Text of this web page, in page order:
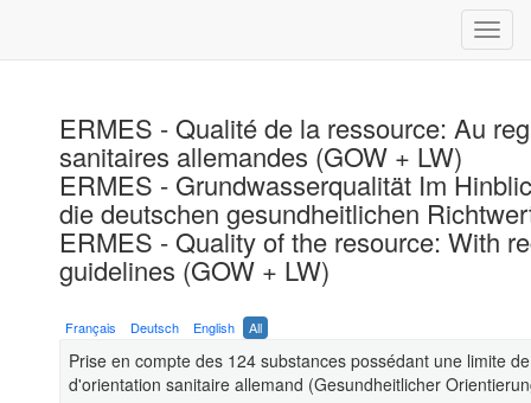
ERMES - Qualité de la ressource: Au
sanitaires allemandes (GOW + LW)
ERMES - Grundwasserqualität Im
die deutschen gesundheitlichen
ERMES - Quality of the resource: With
guidelines (GOW + LW)
Français Deutsch English All
Prise en compte des 124 substances possédant une limite
d'orientation sanitaire allemand (Gesundheitlicher